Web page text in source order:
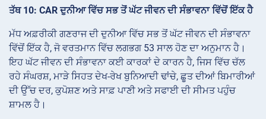
ਤੱਥ 10: CAR ਦੁਨੀਆ ਵਿੱਚ ਸਭ ਤੋਂ ਘੱਟ ਜੀਵਨ ਦੀ ਸੰਭਾਵਨਾ ਵਿੱਚੋਂ ਇੱਕ ਹੈ
ਮੱਧ ਅਫ਼ਰੀਕੀ ਗਣਰਾਜ ਦੀ ਦੁਨੀਆ ਵਿੱਚ ਸਭ ਤੋਂ ਘੱਟ ਜੀਵਨ ਦੀ ਸੰਭਾਵਨਾ
ਵਿੱਚੋਂ ਇੱਕ ਹੈ, ਜੋ ਵਰਤਮਾਨ ਵਿੱਚ ਲਗਭਗ 53 ਸਾਲ ਹੋਣ ਦਾ ਅਨੁਮਾਨ ਹੈ।
ਇਹ ਘੱਟ ਜੀਵਨ ਦੀ ਸੰਭਾਵਨਾ ਕਈ ਕਾਰਕਾਂ ਦੇ ਕਾਰਨ ਹੈ, ਜਿਸ ਵਿੱਚ ਚੱਲ
ਰਹੇ ਸੰਘਰਸ਼, ਮਾੜੇ ਸਿਹਤ ਦੇਖ-ਰੇਖ ਬੁਨਿਆਦੀ ਢਾਂਚੇ, ਛੂਤ ਦੀਆਂ ਬਿਮਾਰੀਆਂ
ਦੀ ਉੱਚ ਦਰ, ਕੁਪੋਸ਼ਣ ਅਤੇ ਸਾਫ਼ ਪਾਣੀ ਅਤੇ ਸਫਾਈ ਦੀ ਸੀਮਤ ਪਹੁੰਚ
ਸ਼ਾਮਲ ਹੈ।